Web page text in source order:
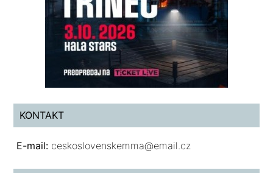
KONTAKT
E-mail: ceskoslovenskemma@email.cz